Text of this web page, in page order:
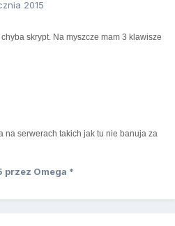
2015
skrypt. Na myszcze mam 3 klawisze
na serwerach takich jak tu nie banuja za
przez Omega *